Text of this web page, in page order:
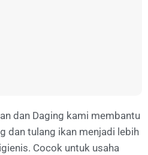
dan Daging kami membantu
dan tulang ikan menjadi lebih
Cocok untuk usaha